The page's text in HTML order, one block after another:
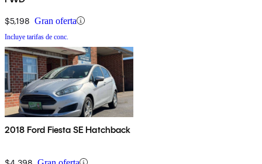
$5,198 Gran oferta
Incluye tarifas de conc.
2018 Ford Fiesta SE Hatchback